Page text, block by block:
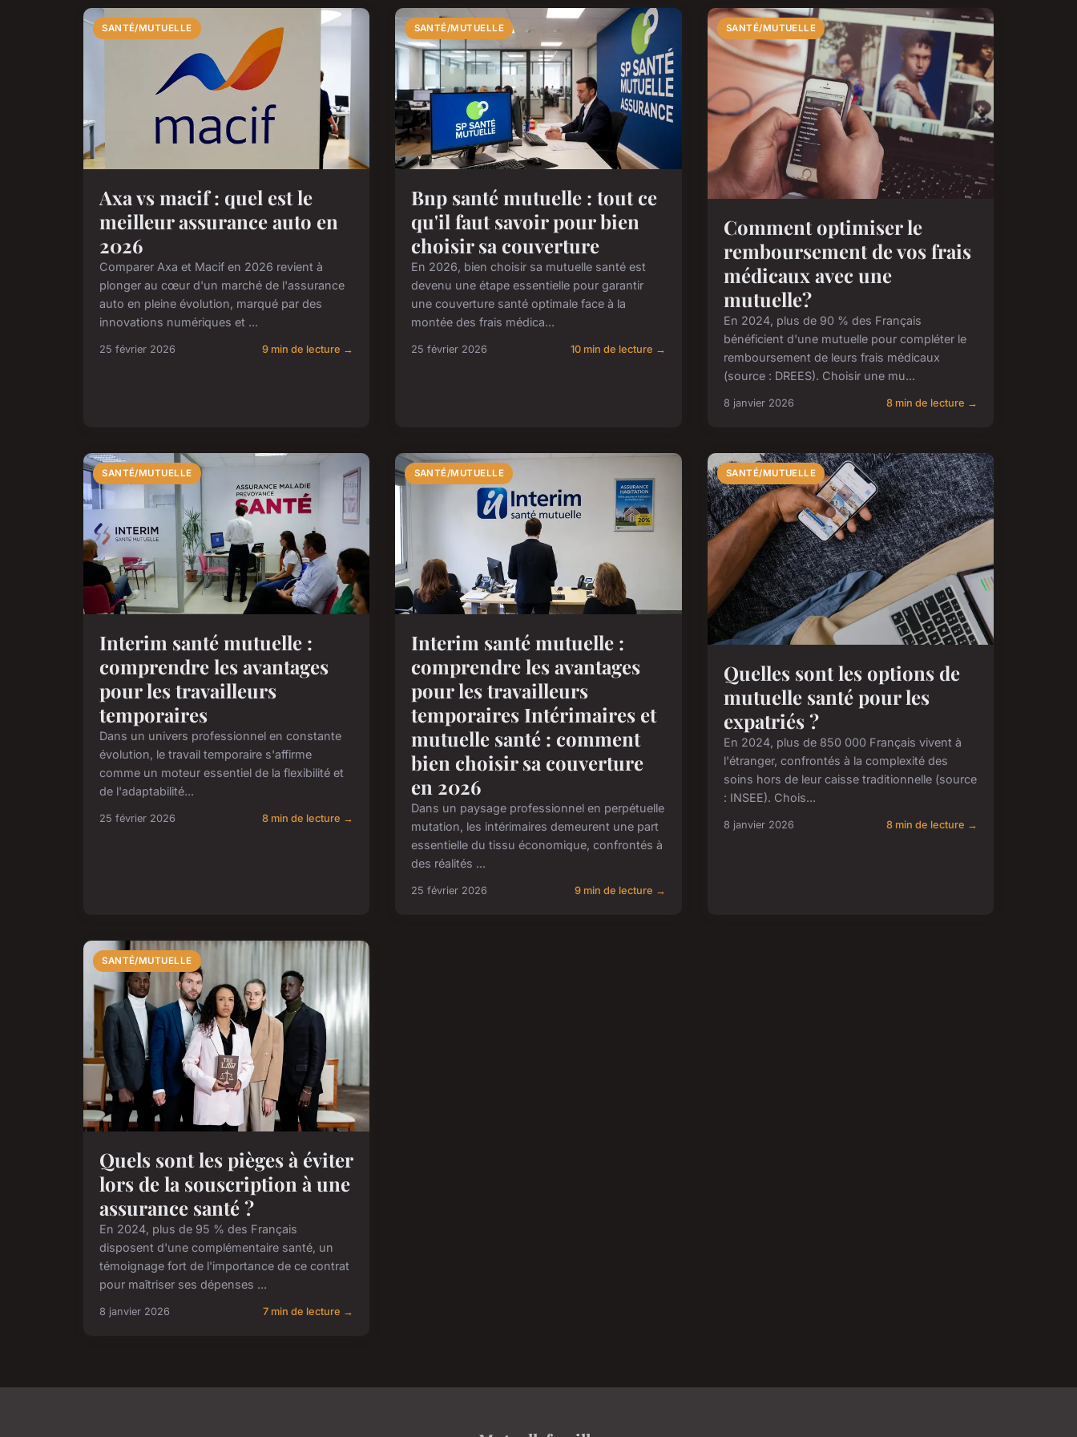
SANTÉ/MUTUELLE
Axa vs macif : quel est le
meilleur assurance auto en
2026
Comparer Axa et Macif en 2026 revient à
plonger au cœur d'un marché de l'assurance
auto en pleine évolution, marqué par des
innovations numériques et ...
25 février 2026 9 min de lecture →
SANTÉ/MUTUELLE
Bnp santé mutuelle : tout ce
qu'il faut savoir pour bien
choisir sa couverture
En 2026, bien choisir sa mutuelle santé est
devenu une étape essentielle pour garantir
une couverture santé optimale face à la
montée des frais médica...
25 février 2026 10 min de lecture →
SANTÉ/MUTUELLE
Comment optimiser le
remboursement de vos frais
médicaux avec une
mutuelle?
En 2024, plus de 90 % des Français
bénéficient d'une mutuelle pour compléter le
remboursement de leurs frais médicaux
(source : DREES). Choisir une mu...
8 janvier 2026 8 min de lecture →
SANTÉ/MUTUELLE
Interim santé mutuelle :
comprendre les avantages
pour les travailleurs
temporaires
Dans un univers professionnel en constante
évolution, le travail temporaire s'affirme
comme un moteur essentiel de la flexibilité et
de l'adaptabilité...
25 février 2026 8 min de lecture →
SANTÉ/MUTUELLE
Interim santé mutuelle :
comprendre les avantages
pour les travailleurs
temporaires Intérimaires et
mutuelle santé : comment
bien choisir sa couverture
en 2026
Dans un paysage professionnel en perpétuelle
mutation, les intérimaires demeurent une part
essentielle du tissu économique, confrontés à
des réalités ...
25 février 2026 9 min de lecture →
SANTÉ/MUTUELLE
Quelles sont les options de
mutuelle santé pour les
expatriés ?
En 2024, plus de 850 000 Français vivent à
l'étranger, confrontés à la complexité des
soins hors de leur caisse traditionnelle (source
: INSEE). Chois...
8 janvier 2026 8 min de lecture →
SANTÉ/MUTUELLE
Quels sont les pièges à éviter
lors de la souscription à une
assurance santé ?
En 2024, plus de 95 % des Français
disposent d'une complémentaire santé, un
témoignage fort de l'importance de ce contrat
pour maîtriser ses dépenses ...
8 janvier 2026 7 min de lecture →